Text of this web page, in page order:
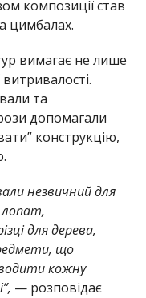
композиції став
цимбалах.
вимагає не лише
та
допомагали
конструкцію,
незвичний для
лопат,
для дерева,
що
кожну
— розповідає